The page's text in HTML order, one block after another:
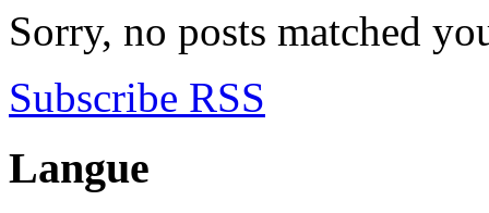
Sorry, no posts matched
Subscribe RSS
Langue